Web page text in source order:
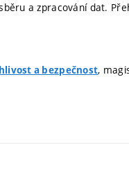
a zpracování dat.
a bezpečnost,